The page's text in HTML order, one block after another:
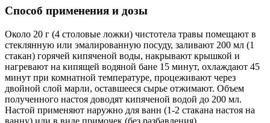
Способ применения и дозы
Около 20 г (4 столовые ложки) чистотела травы помещают в
стеклянную или эмалированную посуду, заливают 200 мл (1
стакан) горячей кипяченой воды, накрывают крышкой и
нагревают на кипящей водяной бане 15 минут, охлаждают 45
минут при комнатной температуре, процеживают через
двойной слой марли, оставшееся сырье отжимают. Объем
полученного настоя доводят кипяченой водой до 200 мл.
Настой применяют наружно для ванн (1-2 стакана настоя на